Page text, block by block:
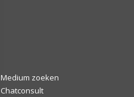
Medium zoeken
Chatconsult